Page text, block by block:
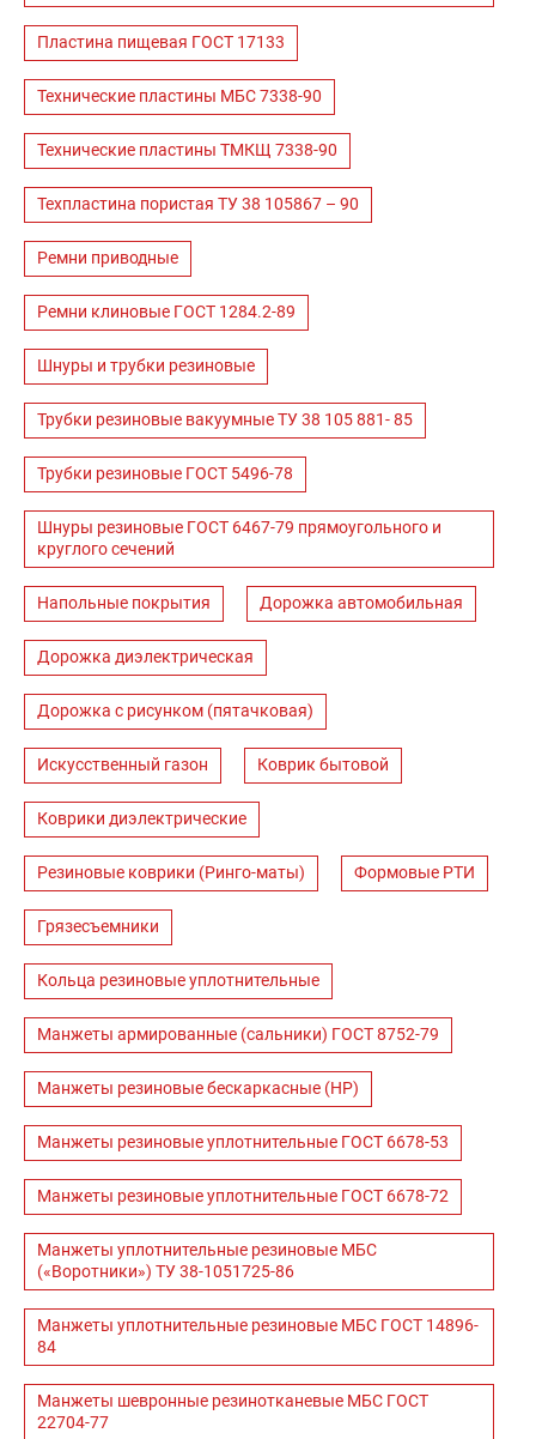
Пластина пищевая ГОСТ 17133
Технические пластины МБС 7338-90
Технические пластины ТМКЩ 7338-90
Техпластина пористая ТУ 38 105867 – 90
Ремни приводные
Ремни клиновые ГОСТ 1284.2-89
Шнуры и трубки резиновые
Трубки резиновые вакуумные ТУ 38 105 881- 85
Трубки резиновые ГОСТ 5496-78
Шнуры резиновые ГОСТ 6467-79 прямоугольного и
круглого сечений
Напольные покрытия Дорожка автомобильная
Дорожка диэлектрическая
Дорожка с рисунком (пятачковая)
Искусственный газон Коврик бытовой
Коврики диэлектрические
Резиновые коврики (Ринго-маты) Формовые РТИ
Грязесъемники
Кольца резиновые уплотнительные
Манжеты армированные (сальники) ГОСТ 8752-79
Манжеты резиновые бескаркасные (НР)
Манжеты резиновые уплотнительные ГОСТ 6678-53
Манжеты резиновые уплотнительные ГОСТ 6678-72
Манжеты уплотнительные резиновые МБС
(«Воротники») ТУ 38-1051725-86
Манжеты уплотнительные резиновые МБС ГОСТ 14896-
84
Манжеты шевронные резинотканевые МБС ГОСТ
22704-77